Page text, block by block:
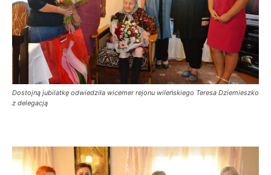
Dostojną jubilatkę odwiedziła wicemer rejonu wileńskiego Teresa Dziemieszko
z delegacją